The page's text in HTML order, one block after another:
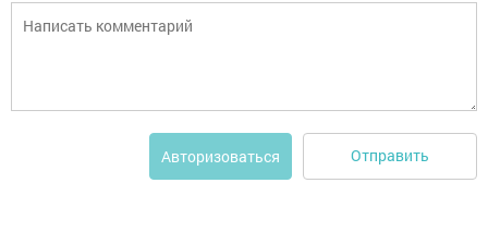
Авторизоваться Отправить